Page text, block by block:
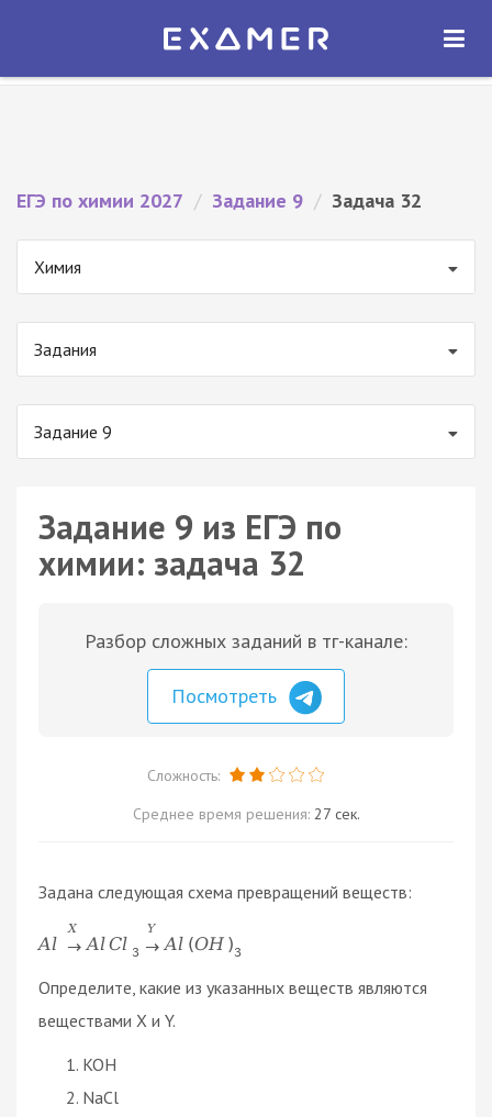
Экзамер — ЕГЭ 2027
ОТКРЫТЬ
ЕГЭ по химии 2027 / Задание 9 / Задача 32
Химия
Задания
Задание 9
Задание 9 из ЕГЭ по
химии: задача 32
Разбор сложных заданий в тг-канале:
Посмотреть
Сложность:
Среднее время решения: 27 сек.
Задана следующая схема превращений веществ:
Al
X
→ AlCl 3
Y
→ Al (OH )3
Определите, какие из указанных веществ являются
веществами X и Y.
KOH
NaCl